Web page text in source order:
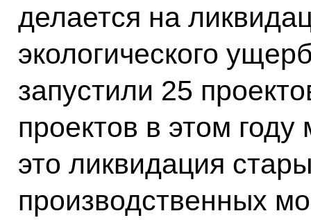
делается на
экологического
запустили 25
проектов в этом
это ликвидация
производственных